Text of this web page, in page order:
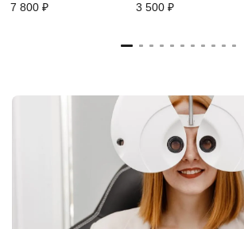
7 800 ₽ 3 500 ₽